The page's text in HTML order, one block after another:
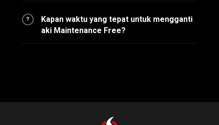
?
Kapan waktu yang tepat untuk mengganti
aki Maintenance Free?